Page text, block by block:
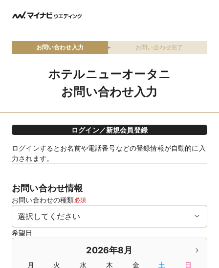
お問い合わせ入力 お問い合わせ完了
ホテルニューオータニ
お問い合わせ入力
ログイン／新規会員登録
ログインするとお名前や電話番号などの登録情報が自動的に入
力されます。
お問い合わせ情報
お問い合わせの種類必須
希望日
2026年8月
月 火 水 木 金 土 日